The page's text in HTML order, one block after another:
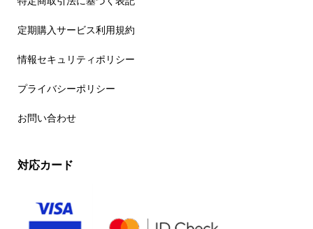
定期購入サービス利用規約
情報セキュリティポリシー
プライバシーポリシー
お問い合わせ
対応カード